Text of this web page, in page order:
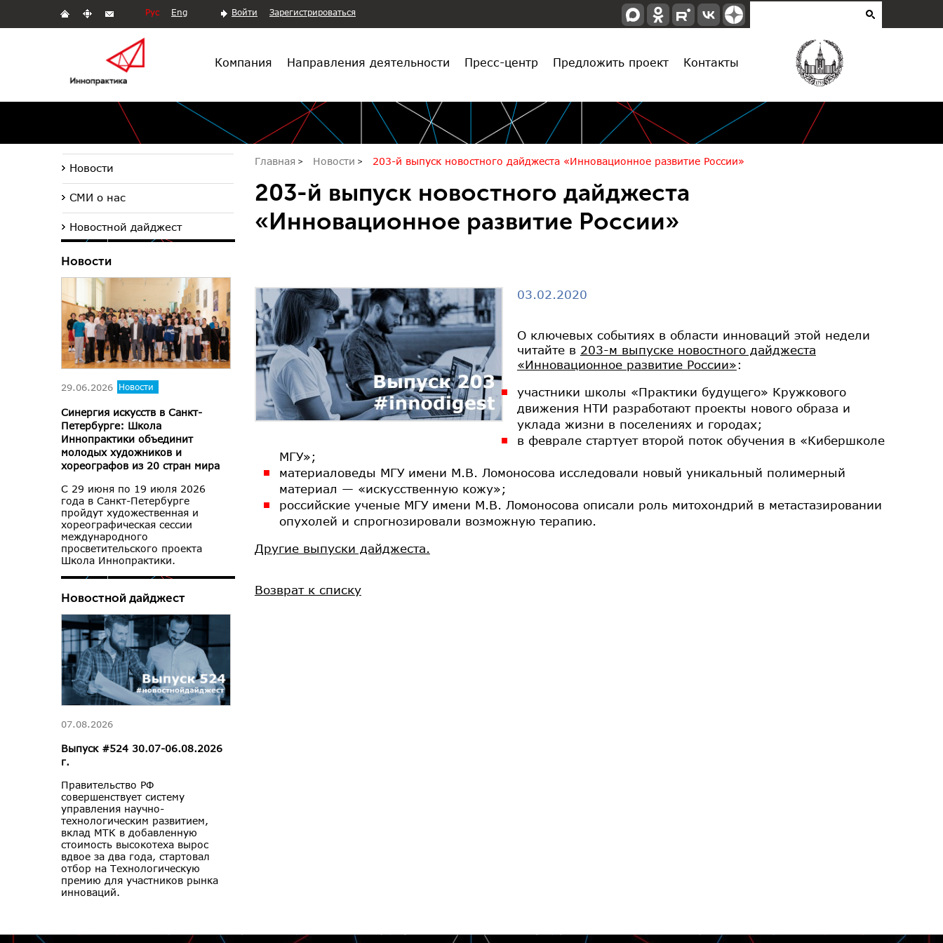
Рус Eng Войти Зарегистрироваться
Компания Направления деятельности Пресс-центр Предложить проект Контакты
Главная Новости 203-й выпуск новостного дайджеста «Инновационное развитие России»
203-й выпуск новостного дайджеста
«Инновационное развитие России»
03.02.2020
О ключевых событиях в области инноваций этой недели
читайте в 203-м выпуске новостного дайджеста
«Инновационное развитие России»:
участники школы «Практики будущего» Кружкового
движения НТИ разработают проекты нового образа и
уклада жизни в поселениях и городах;
в феврале стартует второй поток обучения в «Кибершколе
МГУ»;
материаловеды МГУ имени М.В. Ломоносова исследовали новый уникальный полимерный
материал — «искусственную кожу»;
российские ученые МГУ имени М.В. Ломоносова описали роль митохондрий в метастазировании
опухолей и спрогнозировали возможную терапию.
Другие выпуски дайджеста.
Возврат к списку
Новости
СМИ о нас
Новостной дайджест
Новости
29.06.2026 Новости
Синергия искусств в Санкт-
Петербурге: Школа
Иннопрактики объединит
молодых художников и
хореографов из 20 стран мира
С 29 июня по 19 июля 2026
года в Санкт-Петербурге
пройдут художественная и
хореографическая сессии
международного
просветительского проекта
Школа Иннопрактики.
Новостной дайджест
07.08.2026
Выпуск #524 30.07-06.08.2026
г.
Правительство РФ
совершенствует систему
управления научно-
технологическим развитием,
вклад МТК в добавленную
стоимость высокотеха вырос
вдвое за два года, стартовал
отбор на Технологическую
премию для участников рынка
инноваций.